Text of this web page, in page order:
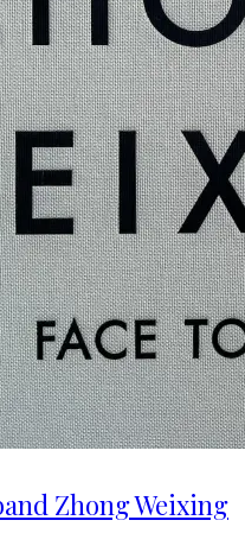
Zhong Weixing